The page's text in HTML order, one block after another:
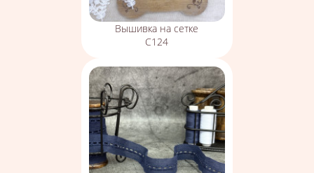
Вышивка на сетке
С124